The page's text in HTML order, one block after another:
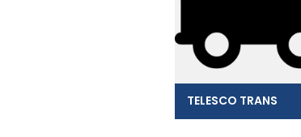
TELESCO TRANS